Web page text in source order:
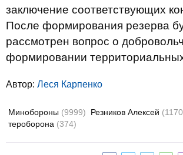
заключение соответствующих
После формирования резерва
рассмотрен вопрос о
формировании
Автор: Леся Карпенко
Минобороны (9999) Резников Алексей
тероборона (374)